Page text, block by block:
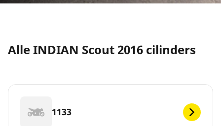
Alle INDIAN Scout 2016 cilinders
1133